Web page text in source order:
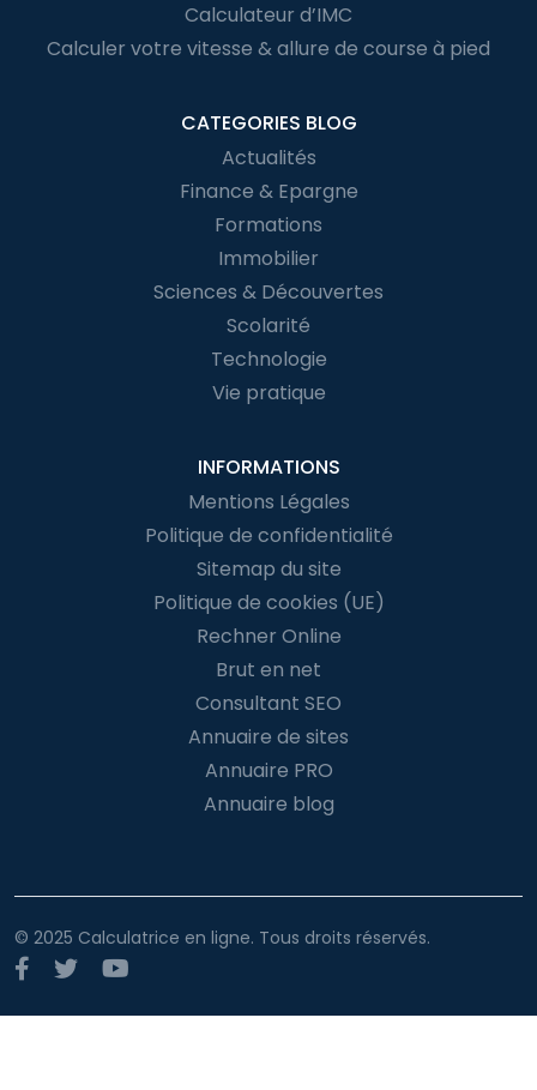
Calculateur d’IMC
Calculer votre vitesse & allure de course à pied
CATEGORIES BLOG
Actualités
Finance & Epargne
Formations
Immobilier
Sciences & Découvertes
Scolarité
Technologie
Vie pratique
INFORMATIONS
Mentions Légales
Politique de confidentialité
Sitemap du site
Politique de cookies (UE)
Rechner Online
Brut en net
Consultant SEO
Annuaire de sites
Annuaire PRO
Annuaire blog
© 2025 Calculatrice en ligne. Tous droits réservés.